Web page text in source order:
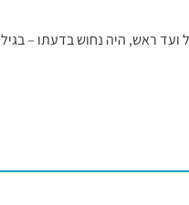
בעזרתה של המטפלת שלו ובהדרכת הכומר שלו הוא יוצא להפוך את החלום שלו למציאות